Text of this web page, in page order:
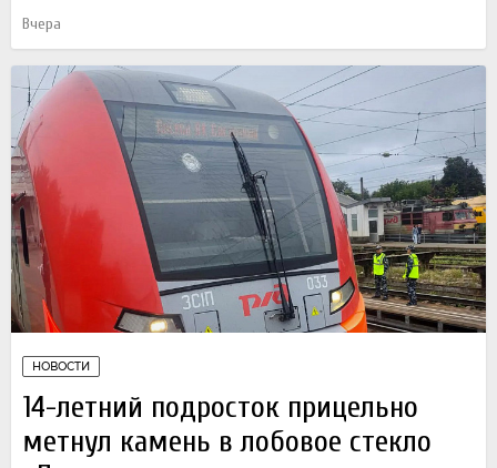
Вчера
НОВОСТИ
14-летний подросток прицельно
метнул камень в лобовое стекло